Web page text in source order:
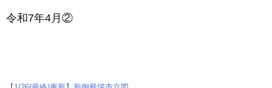
令和7年4月②